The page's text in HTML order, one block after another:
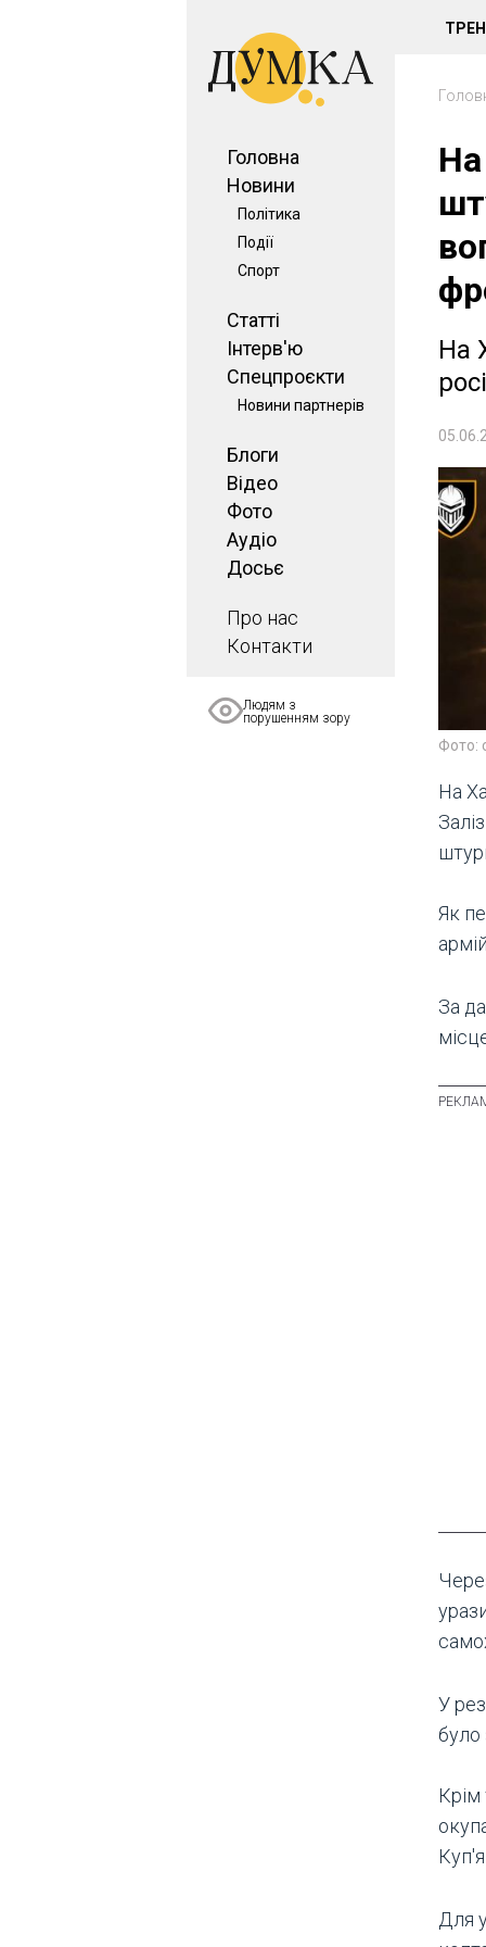
Головна
Новини
Політика
Події
Спорт
Статті
Інтерв'ю
Спецпроєкти
Новини партнерів
Блоги
Відео
Фото
Аудіо
Досьє
Про нас
Контакти
Людям з
порушенням зору
На
На
Фото:
На
Як
За
У
було
Крім
Для